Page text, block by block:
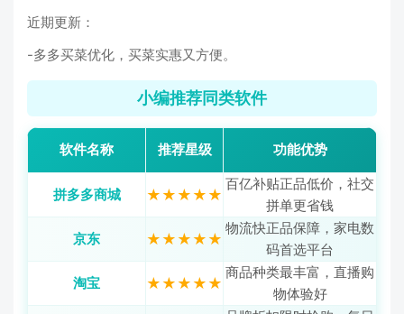
近期更新：
-多多买菜优化，买菜实惠又方便。
小编推荐同类软件
软件名称 推荐星级 功能优势
拼多多商城 ★★★★★
百亿补贴正品低价，社交
拼单更省钱
京东
★★★★★
物流快正品保障，家电数
码首选平台
淘宝
★★★★★
商品种类最丰富，直播购
物体验好